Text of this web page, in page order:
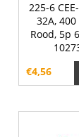
225-6
32A, 400
Rood, 5p
€4,56